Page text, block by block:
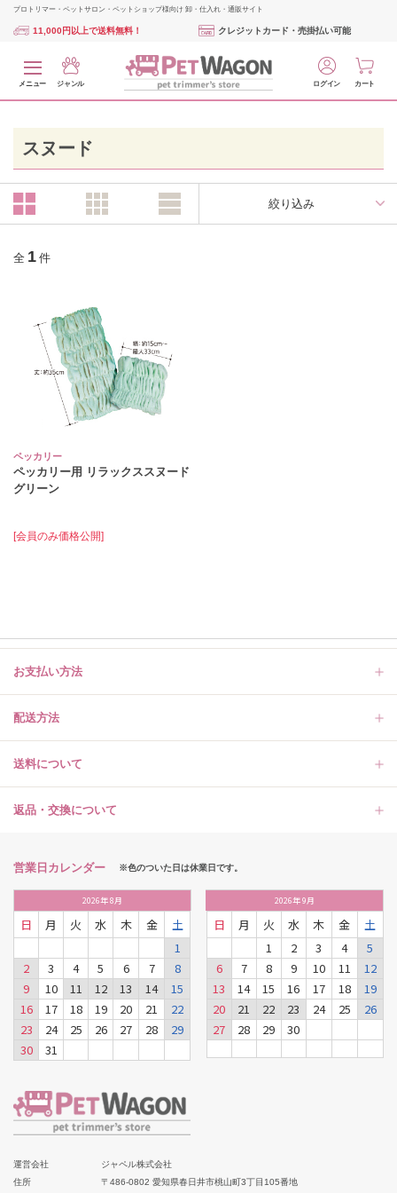
プロトリマー・ペットサロン・ペットショップ様向け 卸・仕入れ・通販サイト
11,000円以上で送料無料！ クレジットカード・売掛払い可能
メニュー ジャンル ログイン カート
スヌード
絞り込み
全 1 件
ペッカリー
ペッカリー用 リラックススヌード
グリーン
[会員のみ価格公開]
お支払い方法
配送方法
送料について
返品・交換について
営業日カレンダー ※色のついた日は休業日です。
2026年8月
日 月 火 水 木 金
土
1
2
3 4 5 6 7
8
9
10 11 12 13 14
15
16
17 18 19 20 21
22
23
24 25 26 27 28
29
30
31
2026年9月
日 月 火 水 木 金
土
1
2 3 4
5
6
7 8 9 10 11
12
13
14 15 16 17 18
19
20
21 22 23 24 25
26
27
28 29 30
運営会社
ジャペル株式会社
住所
〒486-0802 愛知県春日井市桃山町3丁目105番地